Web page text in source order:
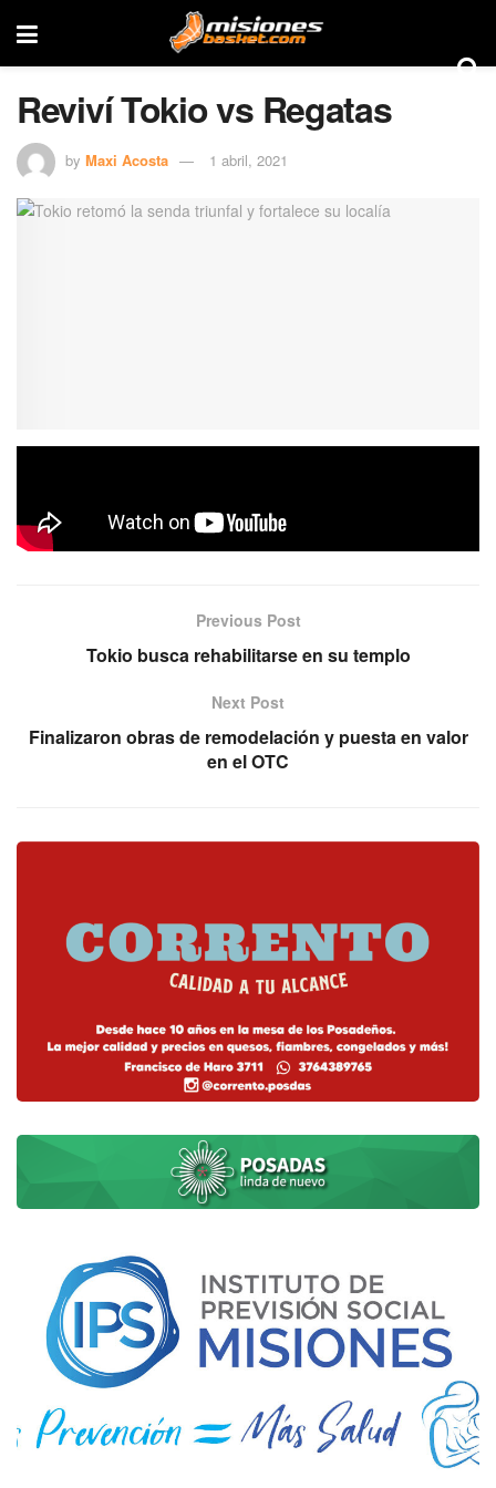
Reviví Tokio vs Regatas
by Maxi Acosta 1 abril, 2021
Previous Post
Tokio busca rehabilitarse en su templo
Next Post
Finalizaron obras de remodelación y puesta en valor
en el OTC